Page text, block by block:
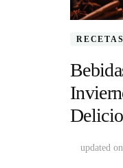
RECETAS
updated on